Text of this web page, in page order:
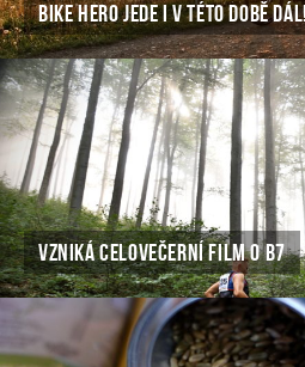
BIKE HERO JEDE I V TÉTO DOBĚ
VZNIKÁ CELOVEČERNÍ FILM O B7